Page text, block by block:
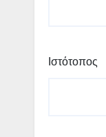
Ιστότοπος